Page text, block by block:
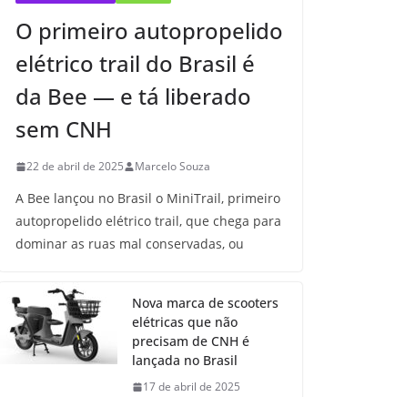
O primeiro autopropelido
elétrico trail do Brasil é
da Bee — e tá liberado
sem CNH
22 de abril de 2025 Marcelo Souza
A Bee lançou no Brasil o MiniTrail, primeiro
autopropelido elétrico trail, que chega para
dominar as ruas mal conservadas, ou
Nova marca de scooters
elétricas que não
precisam de CNH é
lançada no Brasil
17 de abril de 2025